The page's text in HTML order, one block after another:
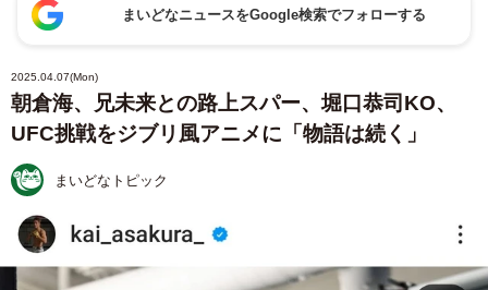
まいどなニュースをGoogle検索でフォローする
2025.04.07(Mon)
朝倉海、兄未来との路上スパー、堀口恭司KO、
UFC挑戦をジブリ風アニメに「物語は続く」
まいどなトピック